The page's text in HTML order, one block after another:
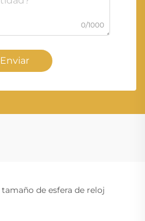
0/1000
Enviar
tamaño de esfera de reloj